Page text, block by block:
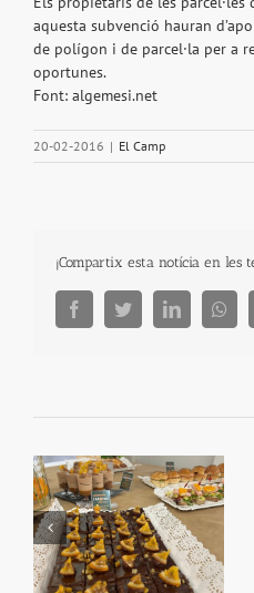
aquesta subvenció hauran
de polígon i de parcel·la per a
oportunes.
Font: algemesi.net
20-02-2016 | El Camp
¡Compartix esta notícia en les
FacebookTwitterLinkedIn
Begoña García Bernal
va visitar Algemesí